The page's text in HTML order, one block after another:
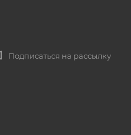
Подписаться на рассылку